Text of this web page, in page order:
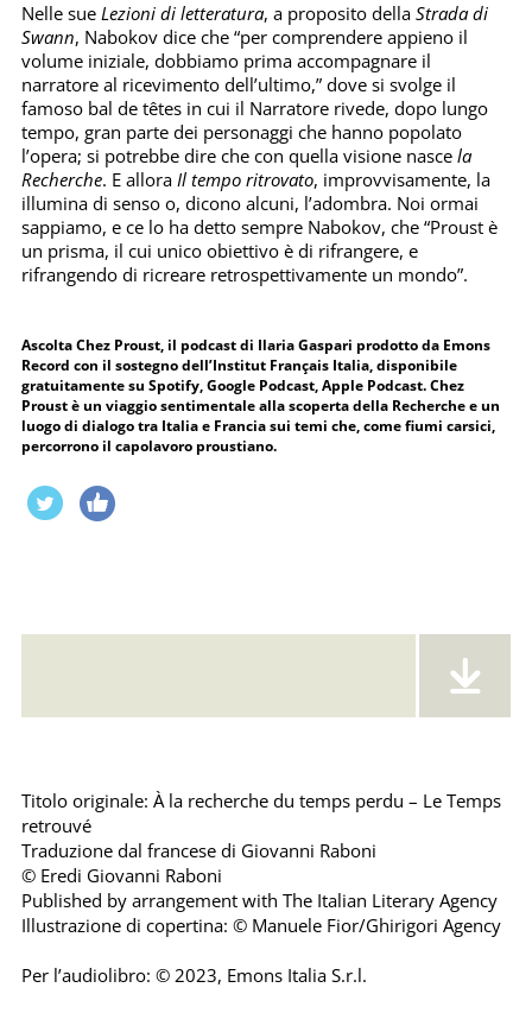
Nelle sue Lezioni di letteratura, a proposito della Strada di
Swann, Nabokov dice che “per comprendere appieno il
volume iniziale, dobbiamo prima accompagnare il
narratore al ricevimento dell’ultimo,” dove si svolge il
famoso bal de têtes in cui il Narratore rivede, dopo lungo
tempo, gran parte dei personaggi che hanno popolato
l’opera; si potrebbe dire che con quella visione nasce la
Recherche. E allora Il tempo ritrovato, improvvisamente, la
illumina di senso o, dicono alcuni, l’adombra. Noi ormai
sappiamo, e ce lo ha detto sempre Nabokov, che “Proust è
un prisma, il cui unico obiettivo è di rifrangere, e
rifrangendo di ricreare retrospettivamente un mondo”.
Ascolta Chez Proust, il podcast di Ilaria Gaspari prodotto da Emons
Record con il sostegno dell’Institut Français Italia, disponibile
gratuitamente su Spotify, Google Podcast, Apple Podcast. Chez
Proust è un viaggio sentimentale alla scoperta della Recherche e un
luogo di dialogo tra Italia e Francia sui temi che, come fiumi carsici,
percorrono il capolavoro proustiano.
Titolo originale: À la recherche du temps perdu – Le Temps
retrouvé
Traduzione dal francese di Giovanni Raboni
© Eredi Giovanni Raboni
Published by arrangement with The Italian Literary Agency
Illustrazione di copertina: © Manuele Fior/Ghirigori Agency
Per l’audiolibro: © 2023, Emons Italia S.r.l.